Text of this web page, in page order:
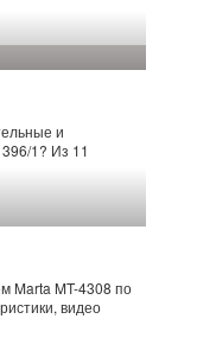
и
1? Из 11
Marta MT-4308 по
видео